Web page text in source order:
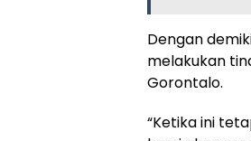
Dengan
melakukan
Gorontalo.
“Ketika ini